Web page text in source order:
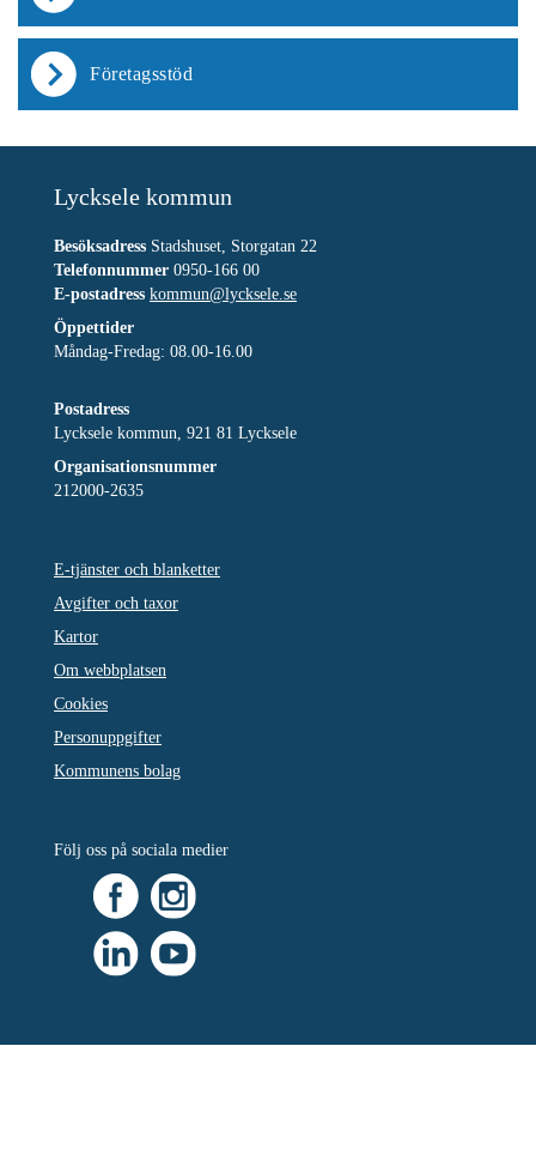
Företagsstöd
Lycksele kommun
Besöksadress Stadshuset, Storgatan 22
Telefonnummer 0950-166 00
E-postadress kommun@lycksele.se
Öppettider
Måndag-Fredag: 08.00-16.00
Postadress
Lycksele kommun, 921 81 Lycksele
Organisationsnummer
212000-2635
E-tjänster och blanketter
Avgifter och taxor
Kartor
Om webbplatsen
Cookies
Personuppgifter
Kommunens bolag
Följ oss på sociala medier